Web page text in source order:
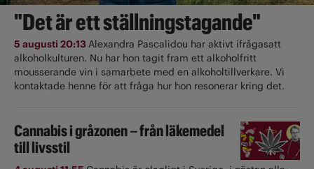
"Det är ett ställningstagande"
5 augusti 20:13Alexandra Pascalidou har aktivt ifrågasatt
alkoholkulturen. Nu har hon tagit fram ett alkoholfritt
mousserande vin i samarbete med en alkoholtillverkare. Vi
kontaktade henne för att fråga hur hon resonerar kring det.
Cannabis i gråzonen – från läkemedel
till livsstil